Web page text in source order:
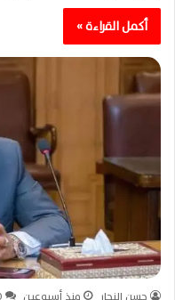
أكمل القراءة »
حسن النجار منذ أسبوعين